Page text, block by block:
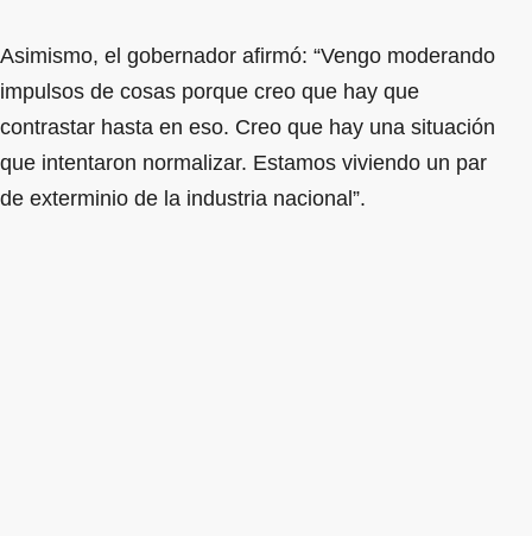
Asimismo, el gobernador afirmó: “Vengo moderando
impulsos de cosas porque creo que hay que
contrastar hasta en eso. Creo que hay una situación
que intentaron normalizar. Estamos viviendo un par
de exterminio de la industria nacional”.